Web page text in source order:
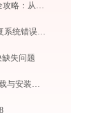
HP Ink Tank 418打印机驱动安装全攻略：从下载到安装完全教程
电脑内自带的dll修复工具免费修复系统错误-金山毒霸
缺失问题
必看！联想RJ610N打印机驱动下载与安装的正确姿势